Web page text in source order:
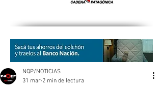
NQP/NOTICIAS
31 mar 2 min de lectura